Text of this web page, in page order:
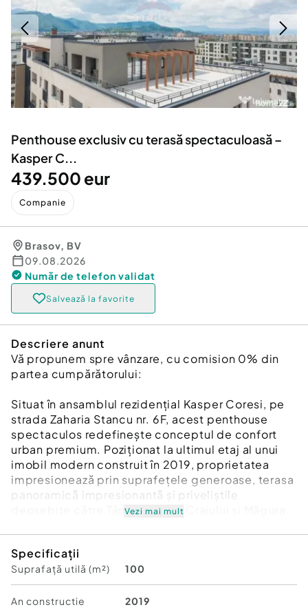
Servicii
Animale de companie
Afaceri și echipamente profesionale
Inchiriere Bunuri si Vehicule
Utilaje agricole si industriale
Piese auto si accesorii
Dacia Duster
Penthouse exclusiv cu terasă spectaculoasă –
Kasper C...
439.500 eur
Companie
Brasov, BV
09.08.2026
Număr de telefon validat
Salvează la favorite
Descriere anunt
Vă propunem spre vânzare, cu comision 0% din
partea cumpărătorului:
Situat în ansamblul rezidențial Kasper Coresi, pe
strada Zaharia Stancu nr. 6F, acest penthouse
spectaculos redefinește conceptul de confort
urban premium. Poziționat la ultimul etaj al unui
imobil modern construit în 2019, proprietatea
impresionează prin suprafețele generoase, terasa
panoramică impresionantă și priveliștile
deosebite către Tâmpa, Piatra Craiului și Măgura
Etaj: 9/9
Suprafață utilă: 100 mp
Terasă panoramică: 169 mp
Boxă: 5 mp
Vezi mai mult
Specificații
Suprafață utilă (m²) 100
An constructie 2019